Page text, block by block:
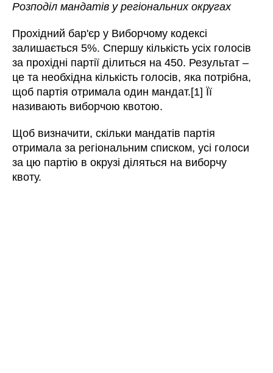
Розподіл мандатів у регіональних округах
Прохідний бар'єр у Виборчому кодексі
залишається 5%. Спершу кількість усіх голосів
за прохідні партії ділиться на 450. Результат –
це та необхідна кількість голосів, яка потрібна,
щоб партія отримала один мандат.[1] Її
називають виборчою квотою.
Щоб визначити, скільки мандатів партія
отримала за регіональним списком, усі голоси
за цю партію в окрузі діляться на виборчу
квоту.